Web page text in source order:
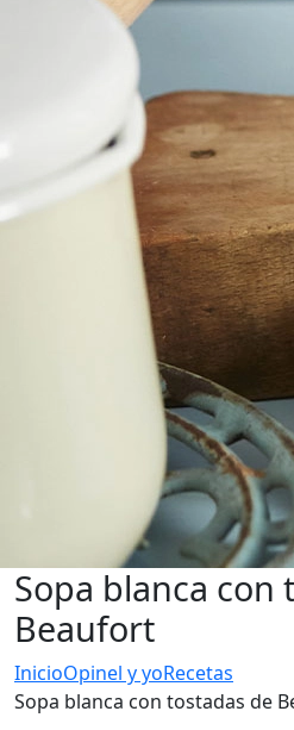
Sopa blanca con
Beaufort
InicioOpinel y yoRecetas
Sopa blanca con tostadas de